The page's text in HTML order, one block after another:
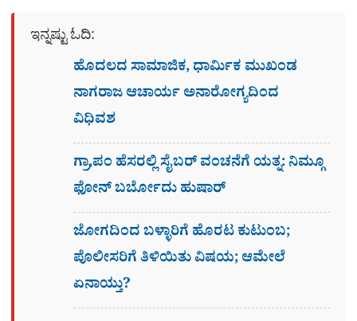
ಇನ್ನಷ್ಟು ಓದಿ:
ಹೊದಲದ ಸಾಮಾಜಿಕ, ಧಾರ್ಮಿಕ ಮುಖಂಡ
ನಾಗರಾಜ ಆಚಾರ್ಯ ಅನಾರೋಗ್ಯದಿಂದ
ವಿಧಿವಶ
ಗ್ರಾ,ಪಂ ಹೆಸರಲ್ಲಿ ಸೈಬ‌ರ್ ವಂಚನೆಗೆ ಯತ್ನ: ನಿಮ್ಗೂ
ಫೋನ್​ ಬರ್ಬೋದು ಹುಷಾರ್​​
ಜೋಗದಿಂದ ಬಳ್ಳಾರಿಗೆ ಹೊರಟ ಕುಟುಂಬ;
ಪೊಲೀಸರಿಗೆ ತಿಳಿಯಿತು ವಿಷಯ; ಆಮೇಲೆ
ಏನಾಯ್ತು?